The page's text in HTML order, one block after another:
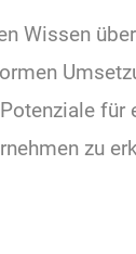
Wissen
zu